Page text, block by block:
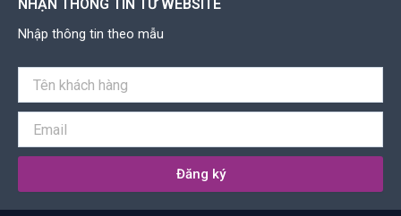
NHẬN THÔNG TIN TỪ WEBSITE
Nhập thông tin theo mẫu
Đăng ký